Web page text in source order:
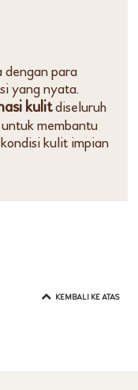
dengan para
yang nyata.
kulitdiseluruh
membantu
kulit impian
KEMBALI KE ATAS